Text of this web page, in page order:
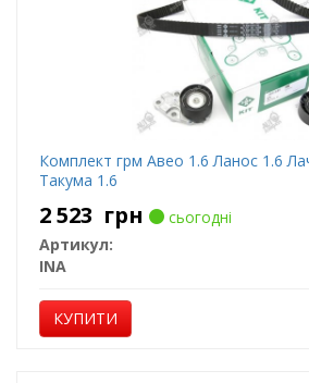
Комплект грм Авео 1.6 Ланос 1.6
Такума 1.6
2 523 грн
сьогодні
Артикул:
INA
КУПИТИ